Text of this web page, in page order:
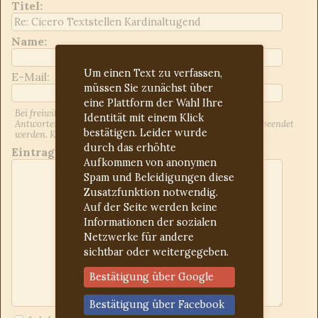
Um einen Text zu verfassen,
müssen Sie zunächst über
eine Plattform der Wahl Ihre
Identität mit einem Klick
bestätigen. Leider wurde
durch das erhöhte
Aufkommen von anonymen
Spam und Beleidigungen diese
Zusatzfunktion notwendig.
Auf der Seite werden keine
Informationen der sozialen
Netzwerke für andere
sichtbar oder weitergegeben.
Bestätigung über Google
Bestätigung über Facebook
Titel:
Name:
E-Mail:
Bei freiwilliger Angabe der E-Mail-Adresse werden Sie über
Antworten auf Ihren Beitrag informiert. Dies kann jederzeit beendet
werden. Kontrollieren Sie ggf. den Spam-Ordner.
Eintrag: